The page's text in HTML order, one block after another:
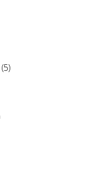
(5)